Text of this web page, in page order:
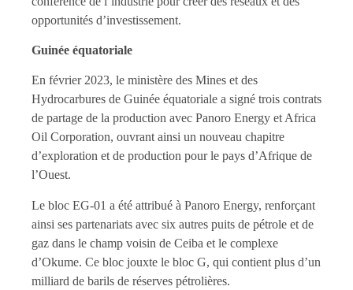
opportunités d’investissement.
Guinée équatoriale
En février 2023, le ministère des Mines et des
Hydrocarbures de Guinée équatoriale a signé trois contrats
de partage de la production avec Panoro Energy et Africa
Oil Corporation, ouvrant ainsi un nouveau chapitre
d’exploration et de production pour le pays d’Afrique de
l’Ouest.
Le bloc EG-01 a été attribué à Panoro Energy, renforçant
ainsi ses partenariats avec six autres puits de pétrole et de
gaz dans le champ voisin de Ceiba et le complexe
d’Okume. Ce bloc jouxte le bloc G, qui contient plus d’un
milliard de barils de réserves pétrolières.